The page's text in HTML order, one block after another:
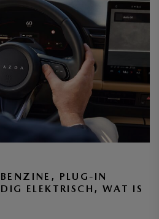
PLUG-IN
ELEKTRISCH, WAT IS